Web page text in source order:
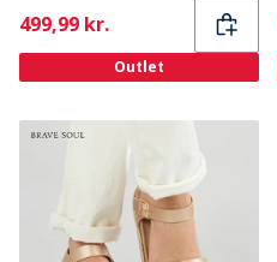
Current
499,99 kr.
Outlet